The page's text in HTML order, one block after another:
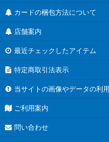
カードの梱包方法について
店舗案内
最近チェックしたアイテム
特定商取引法表示
当サイトの画像やデータの利
ご利用案内
問い合わせ